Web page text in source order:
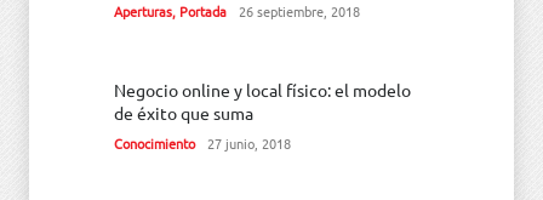
Aperturas, Portada 26 septiembre, 2018
Negocio online y local físico: el modelo
de éxito que suma
Conocimiento 27 junio, 2018